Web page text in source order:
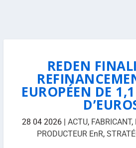
REDEN
EUROPÉEN DE
28 04 2026| ACTU, FABRICANT,
PRODUCTEUR EnR,